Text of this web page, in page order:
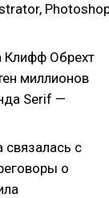
Клифф Обрехт
миллионов
Serif —
с
о